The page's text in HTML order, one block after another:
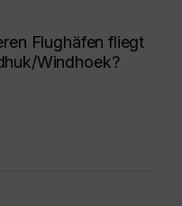
Flughäfen fliegt
Windhoek?